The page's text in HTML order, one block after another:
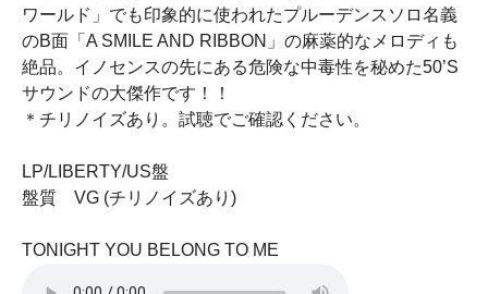
ワールド」でも印象的に使われたプルーデンスソロ名義
のB面「A SMILE AND RIBBON」の麻薬的なメロディも
絶品。イノセンスの先にある危険な中毒性を秘めた50’S
サウンドの大傑作です！！
＊チリノイズあり。試聴でご確認ください。
LP/LIBERTY/US盤
盤質 VG (チリノイズあり)
TONIGHT YOU BELONG TO ME